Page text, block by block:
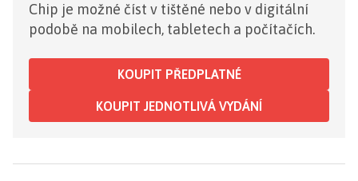
Chip je možné číst v tištěné nebo v digitální
podobě na mobilech, tabletech a počítačích.
KOUPIT PŘEDPLATNÉ
KOUPIT JEDNOTLIVÁ VYDÁNÍ